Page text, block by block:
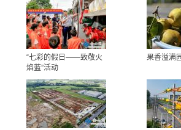
“七彩的假日——致敬火
焰蓝”活动
果香溢满